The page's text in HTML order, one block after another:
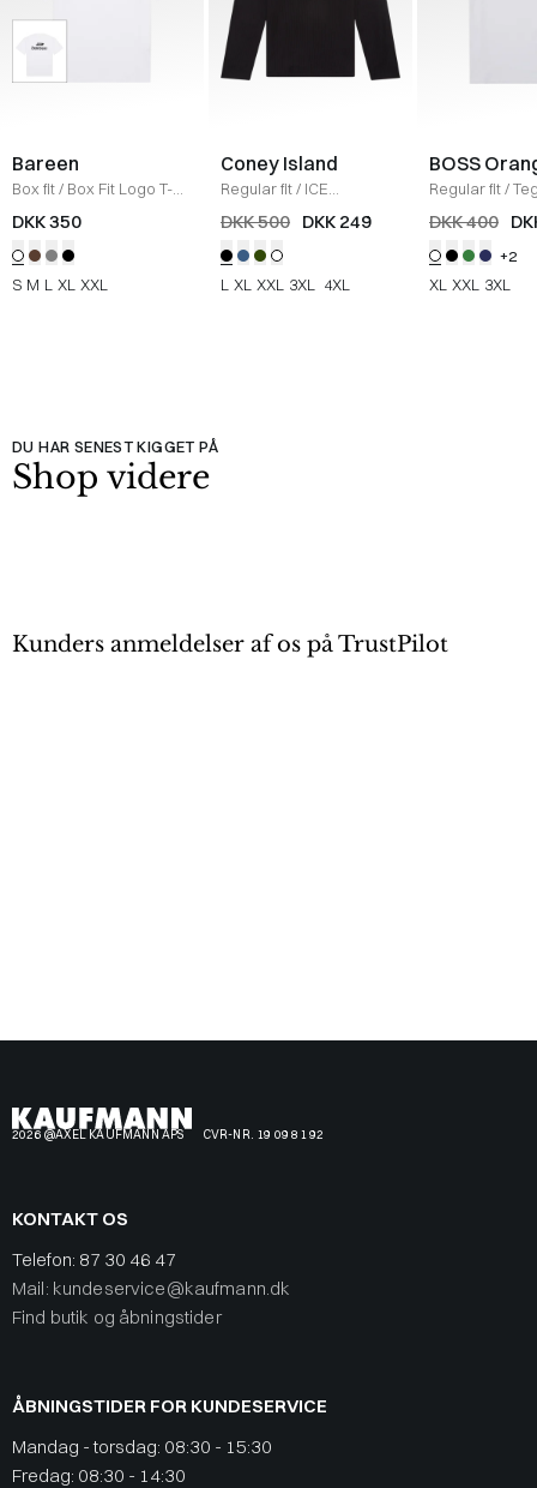
Bareen
Box fit/ Box Fit Logo T-
shirt /WHITE
DKK 350
S M L XL XXL
Coney Island
Regular fit/ ICE
Sweatshirt
/BLACK
DKK 500 DKK 249
L XL XXL 3XL 4XL
BOSS
Regular fit/
Shirt
HVID
DKK 400
+2
XL XXL 3XL
DU HAR SENEST KIGGET PÅ
Shop videre
Kunders anmeldelser af os på TrustPilot
2026 @AXEL KAUFMANN APS CVR-NR. 19 09 81 92
KONTAKT OS
Telefon: 87 30 46 47
Mail: kundeservice@kaufmann.dk
Find butik og åbningstider
ÅBNINGSTIDER FOR KUNDESERVICE
Mandag - torsdag: 08:30 - 15:30
Fredag: 08:30 - 14:30